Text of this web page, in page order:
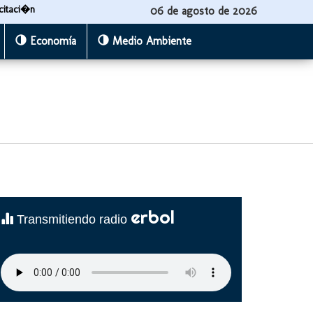
06 de agosto de 2026
Economía Medio Ambiente
Transmitiendo radio erbol